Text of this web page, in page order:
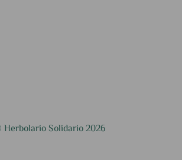
Solidario 2026